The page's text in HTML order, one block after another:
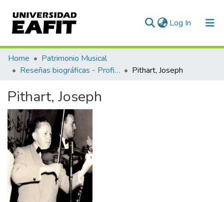
Log In (current)
Communities & Collections
All of DSpace
Statistics
Home
Patrimonio Musical
Reseñas biográficas - Profiles
Pithart, Joseph
Pithart, Joseph